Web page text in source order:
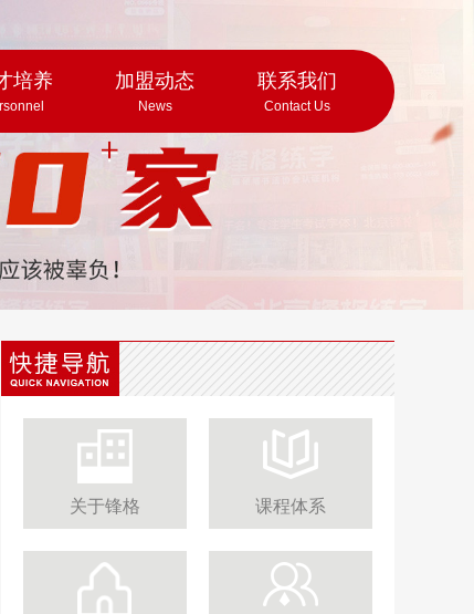
培养 加盟动态
News
联系我们
Contact Us
关于锋格 课程体系